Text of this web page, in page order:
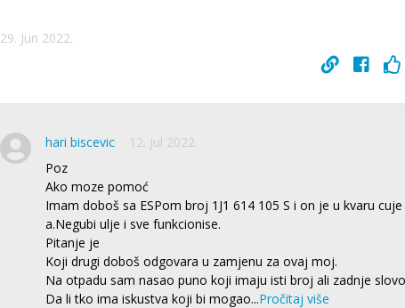
29. Jun 2022.
hari biscevic
12. Jul 2022.
Poz
Ako moze pomoć
Imam doboš sa ESPom broj 1J1 614 105 S i on je u kvaru
a.Negubi ulje i sve funkcionise.
Pitanje je
Koji drugi doboš odgovara u zamjenu za ovaj moj.
Na otpadu sam nasao puno koji imaju isti broj ali zadnje
Da li tko ima iskustva koji bi mogao...Pročitaj više